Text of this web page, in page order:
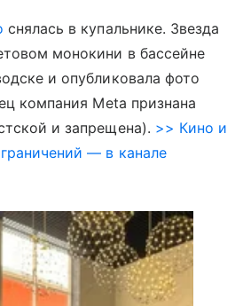
снялась в купальнике. Звезда
монокини в бассейне
и опубликовала фото
компания Meta признана
и запрещена). >> Кино и
— в канале